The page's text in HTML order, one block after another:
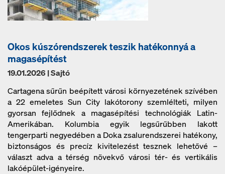
Okos kúszórendszerek teszik hatékonnyá a
magasépítést
19.01.2026 | Sajtó
Cartagena sűrűn beépített városi környezetének szívében
a 22 emeletes Sun City lakótorony szemlélteti, milyen
gyorsan fejlődnek a magasépítési technológiák Latin-
Amerikában. Kolumbia egyik legsűrűbben lakott
tengerparti negyedében a Doka zsalurendszerei hatékony,
biztonságos és precíz kivitelezést tesznek lehetővé –
választ adva a térség növekvő városi tér- és vertikális
lakóépület-igényeire.